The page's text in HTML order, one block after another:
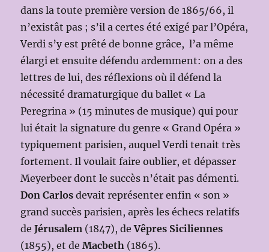
dans la toute première version de 1865/66, il
n’existât pas ; s’il a certes été exigé par l’Opéra,
Verdi s’y est prêté de bonne grâce, l’a même
élargi et ensuite défendu ardemment: on a des
lettres de lui, des réflexions où il défend la
nécessité dramaturgique du ballet « La
Peregrina » (15 minutes de musique) qui pour
lui était la signature du genre « Grand Opéra »
typiquement parisien, auquel Verdi tenait très
fortement. Il voulait faire oublier, et dépasser
Meyerbeer dont le succès n’était pas démenti.
Don Carlos devait représenter enfin « son »
grand succès parisien, après les échecs relatifs
deJérusalem (1847), deVêpres Siciliennes
(1855), et deMacbeth (1865).